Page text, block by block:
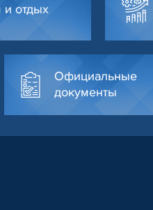
и отдых
Официальные
документы